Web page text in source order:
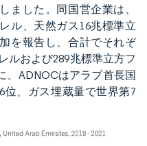
ました。同国営企業は、
ル、天然ガス16兆標準立
を報告し、合計でそれぞ
ルおよび289兆標準立方フ
、ADNOCはアラブ首長国
、ガス埋蔵量で世界第7